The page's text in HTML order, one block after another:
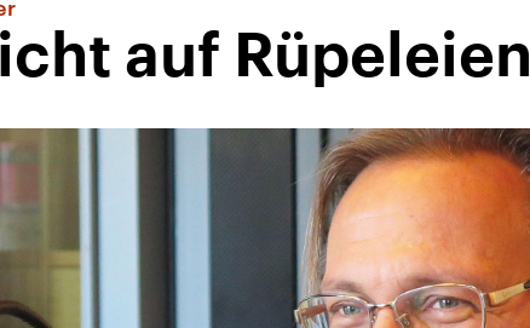
auf Rüpeleien